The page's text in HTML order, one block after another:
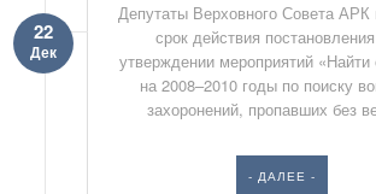
22
Дек
Депутаты Верховного Совета АРК
срок действия
утверждении мероприятий «Найти
на 2008–2010 годы по поиску
захоронений, пропавших без
- ДАЛЕЕ -